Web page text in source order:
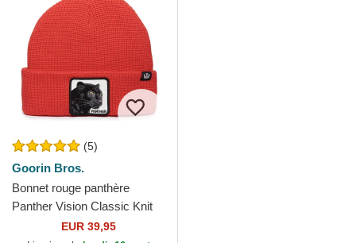
(5)
Goorin Bros.
Bonnet rouge panthère
Panther Vision Classic Knit
The Farm Goorin Bros.
EUR 39,95